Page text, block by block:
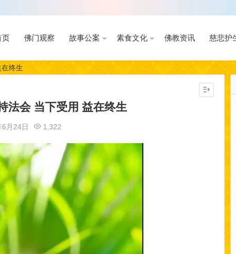
页 佛门观察 故事公案 素食文化 佛教资讯 慈悲护
终生
法会 当下受用 益在终生
月24日 1,322